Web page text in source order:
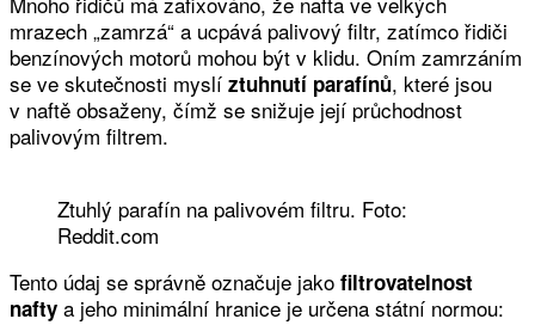
mrazech „zamrzá“ a ucpává palivový filtr, zatímco řidiči
benzínových motorů mohou být v klidu. Oním zamrzáním
se ve skutečnosti myslí ztuhnutí parafínů, které jsou
v naftě obsaženy, čímž se snižuje její průchodnost
palivovým filtrem.
Ztuhlý parafín na palivovém filtru. Foto:
Reddit.com
Tento údaj se správně označuje jako filtrovatelnost
nafty a jeho minimální hranice je určena státní normou: